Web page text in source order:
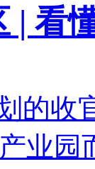
| 看
的
业园